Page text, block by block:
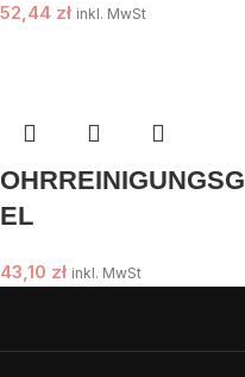
52,44 zł inkl. MwSt
OHRREINIGUNGSG
EL
43,10 zł inkl. MwSt